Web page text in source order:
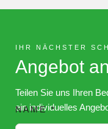
IHR NÄCHSTER
Angebot
Teilen Sie uns Ihren
ein individuelles
NAME*